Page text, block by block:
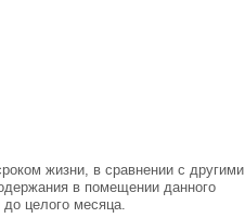
жизни, в сравнении с другими
в помещении данного
целого месяца.